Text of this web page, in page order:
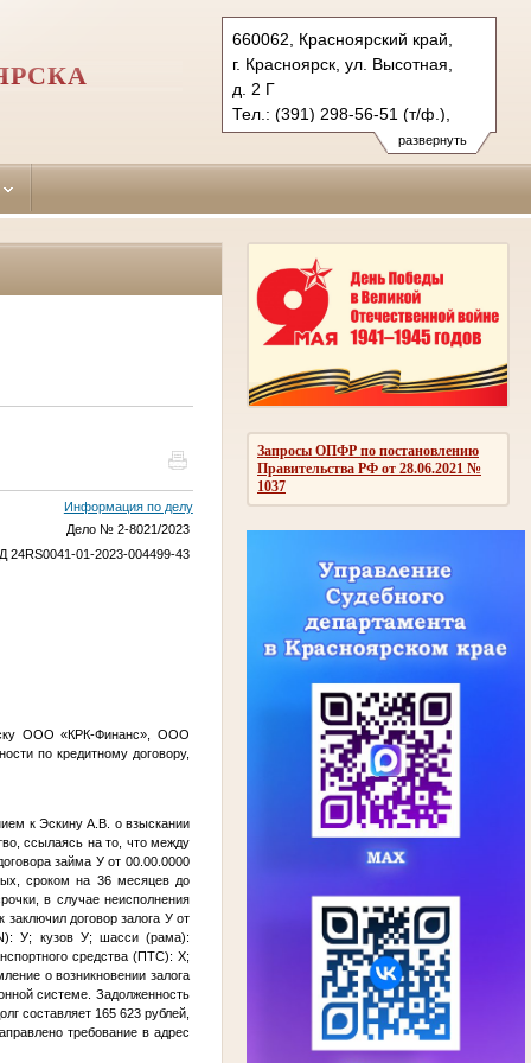
развернуть
660062, Красноярский край,
г. Красноярск, ул. Высотная,
д. 2 Г
Тел.: (391) 298-56-51 (т/ф.),
(391) 246-25-03
oktyabr.krk@sudrf.ru
Запросы ОПФР по постановлению
Правительства РФ от 28.06.2021 №
1037
Информация по делу
Дело № 2-8021/2023
24RS0041-01-2023-004499-43
иску ООО «КРК-Финанс», ООО
по кредитному договору,
к Эскину А.В. о взыскании
ссылаясь на то, что между
займа Уот00.00.0000
сроком на 36 месяцев до
в случае неисполнения
договор залога Уот
У; кузов У; шасси (рама):
средства (ПТС):Х;
о возникновении залога
системе. Задолженность
составляет 165 623 рублей,
требование в адрес